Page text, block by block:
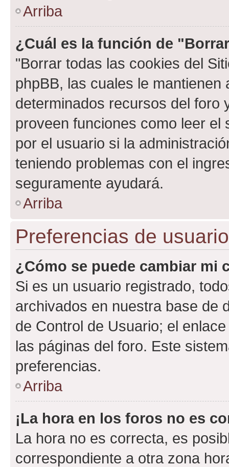
Arriba
¿Cuál es la función de
"Borrar todas las cookies del
phpBB, las cuales le
determinados recursos del foro
proveen funciones como leer el
por el usuario si la
teniendo problemas con el
seguramente ayudará.
Arriba
Preferencias de
¿Cómo se puede cambiar mi
Si es un usuario registrado,
archivados en nuestra base de
de Control de Usuario; el
las páginas del foro. Este
preferencias.
Arriba
¡La hora en los foros no es
La hora no es correcta, es
correspondiente a otra zona